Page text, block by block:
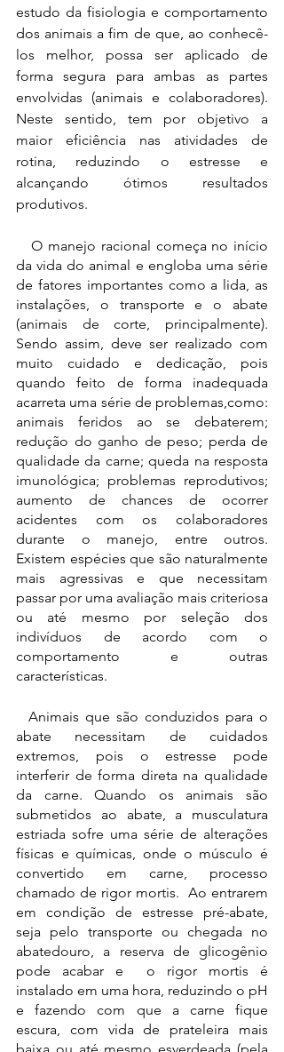
estudo da fisiologia e comportamento
dos animais a fim de que, ao conhecê-
los melhor, possa ser aplicado de
forma segura para ambas as partes
envolvidas (animais e colaboradores).
Neste sentido, tem por objetivo a
maior eficiência nas atividades de
rotina, reduzindo o estresse e
alcançando ótimos resultados
produtivos.
   O manejo racional começa no início
da vida do animal e engloba uma série
de fatores importantes como a lida, as
instalações, o transporte e o abate
(animais de corte, principalmente).
Sendo assim, deve ser realizado com
muito cuidado e dedicação, pois
quando feito de forma inadequada
acarreta uma série de problemas,como:
animais feridos ao se debaterem;
redução do ganho de peso; perda de
qualidade da carne; queda na resposta
imunológica; problemas reprodutivos;
aumento de chances de ocorrer
acidentes com os colaboradores
durante o manejo, entre outros.
Existem espécies que são naturalmente
mais agressivas e que necessitam
passar por uma avaliação mais criteriosa
ou até mesmo por seleção dos
indivíduos de acordo com o
comportamento e outras
características.
abate necessitam de cuidados
extremos, pois o estresse pode
interferir de forma direta na qualidade
da carne. Quando os animais são
submetidos ao abate, a musculatura
estriada sofre uma série de alterações
físicas e químicas, onde o músculo é
convertido em carne, processo
chamado de rigor mortis.  Ao entrarem
em condição de estresse pré-abate,
seja pelo transporte ou chegada no
abatedouro, a reserva de glicogênio
pode acabar e  o rigor mortis é
instalado em uma hora, reduzindo o pH
e fazendo com que a carne fique
escura, com vida de prateleira mais